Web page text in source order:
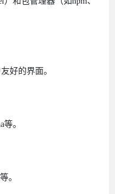
好的界面。
。
。